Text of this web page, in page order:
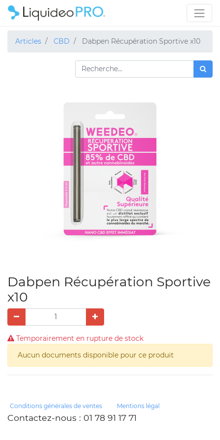
Articles CBD Dabpen Récupération Sportive x10
Dabpen Récupération Sportive
x10
Temporairement en rupture de stock
Aucun documents disponible pour ce produit
Conditions générales de ventes Mentions légal
Contactez-nous : 01 78 91 17 71